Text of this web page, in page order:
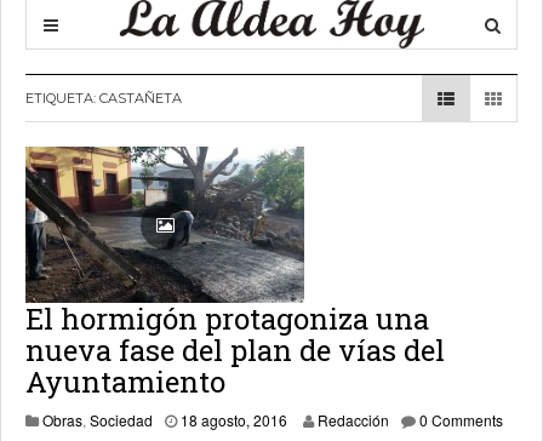
ETIQUETA: CASTAÑETA
El hormigón protagoniza una
nueva fase del plan de vías del
Ayuntamiento
Obras, Sociedad 18 agosto, 2016 18 agosto, 2016
Redacción 0 Comments